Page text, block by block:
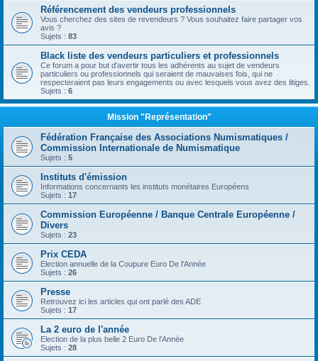
Référencement des vendeurs professionnels
Vous cherchez des sites de revendeurs ? Vous souhaitez faire partager vos
avis ?
Sujets : 83
Black liste des vendeurs particuliers et professionnels
Ce forum a pour but d'avertir tous les adhérents au sujet de vendeurs
particuliers ou professionnels qui seraient de mauvaises fois, qui ne
respecteraient pas leurs engagements ou avec lesquels vous avez des litiges.
Sujets : 6
Mission "Représentation"
Fédération Française des Associations Numismatiques /
Commission Internationale de Numismatique
Sujets : 5
Instituts d'émission
Informations concernants les instituts monétaires Européens
Sujets : 17
Commission Européenne / Banque Centrale Européenne /
Divers
Sujets : 23
Prix CEDA
Election annuelle de la Coupure Euro De l'Année
Sujets : 26
Presse
Retrouvez ici les articles qui ont parlé des ADE
Sujets : 17
La 2 euro de l'année
Election de la plus belle 2 Euro De l'Année
Sujets : 28